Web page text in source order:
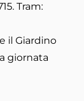
Tram:
il Giardino
giornata